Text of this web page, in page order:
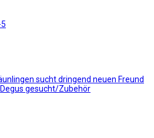
sucht dringend neuen Freund
Degus gesucht/Zubehör